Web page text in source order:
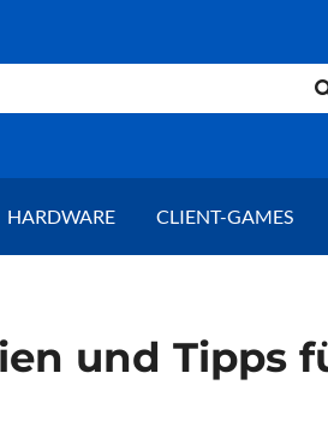
HARDWARE CLIENT-GAMES
und Tipps